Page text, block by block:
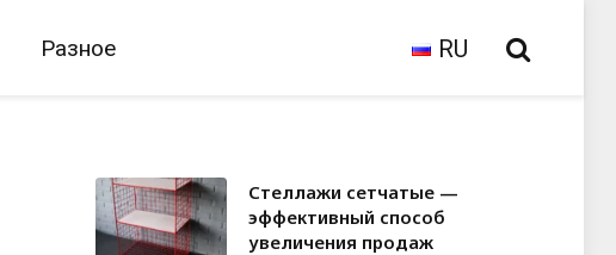
Разное RU
Стеллажи сетчатые —
эффективный способ
увеличения продаж